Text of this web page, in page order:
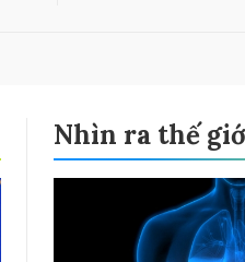
Nhìn ra thế